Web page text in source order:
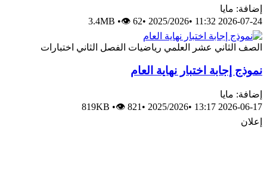
إضافة: مايا
2026-07-24 11:32
•
2025/2026
•
3.4MB •👁 62
الصف الثاني عشر العلمي رياضيات الفصل الثاني اختبارات
نموذج إجابة اختبار نهاية العام
إضافة: مايا
2026-06-17 13:17
•
2025/2026
•
819KB •👁 821
إعلان